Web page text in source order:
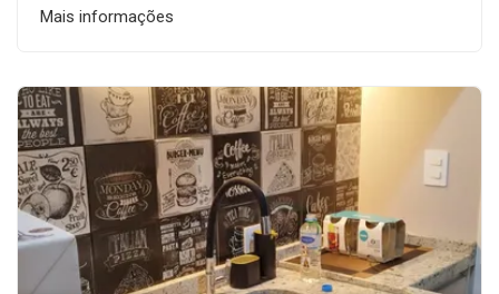
Mais informações